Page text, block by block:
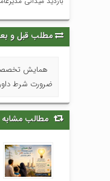
مطلب قبل و
همایش
ضرورت شرط
مطالب مشابه